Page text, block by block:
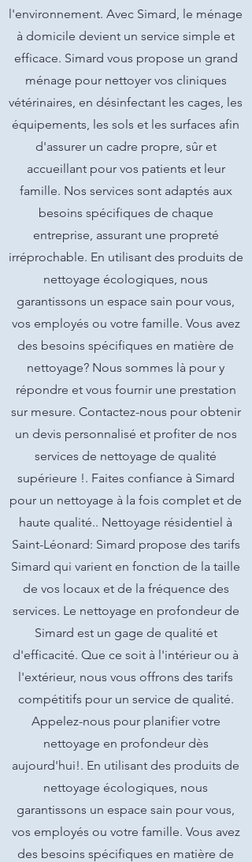
l'environnement. Avec Simard, le ménage
à domicile devient un service simple et
efficace. Simard vous propose un grand
ménage pour nettoyer vos cliniques
vétérinaires, en désinfectant les cages, les
équipements, les sols et les surfaces afin
d'assurer un cadre propre, sûr et
accueillant pour vos patients et leur
famille. Nos services sont adaptés aux
besoins spécifiques de chaque
entreprise, assurant une propreté
irréprochable. En utilisant des produits de
nettoyage écologiques, nous
garantissons un espace sain pour vous,
vos employés ou votre famille. Vous avez
des besoins spécifiques en matière de
nettoyage? Nous sommes là pour y
répondre et vous fournir une prestation
sur mesure. Contactez-nous pour obtenir
un devis personnalisé et profiter de nos
services de nettoyage de qualité
supérieure !. Faites confiance à Simard
pour un nettoyage à la fois complet et de
haute qualité.. Nettoyage résidentiel à
Saint-Léonard: Simard propose des tarifs
Simard qui varient en fonction de la taille
de vos locaux et de la fréquence des
services. Le nettoyage en profondeur de
Simard est un gage de qualité et
d'efficacité. Que ce soit à l'intérieur ou à
l'extérieur, nous vous offrons des tarifs
compétitifs pour un service de qualité.
Appelez-nous pour planifier votre
nettoyage en profondeur dès
aujourd'hui!. En utilisant des produits de
nettoyage écologiques, nous
garantissons un espace sain pour vous,
vos employés ou votre famille. Vous avez
des besoins spécifiques en matière de